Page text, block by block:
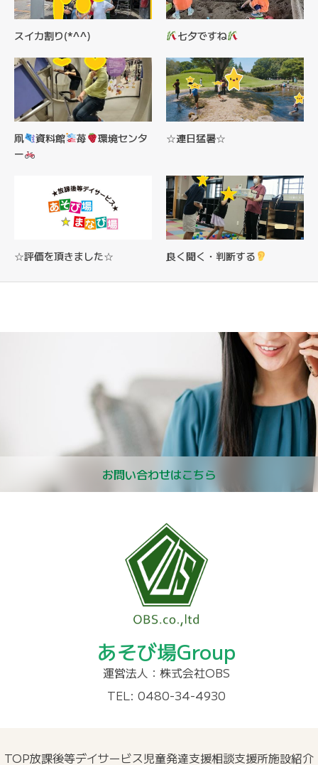
スイカ割り(*^^) 七夕ですね
凧 資料館 苺
環境センタ
ー
☆連日猛暑☆
☆評価を頂きました☆ 良く聞く・判断する
お問い合わせはこちら
あそび場Group
運営法人：株式会社OBS
TEL: 0480-34-4930
TOP放課後等デイサービス児童発達支援相談支援所施設紹介